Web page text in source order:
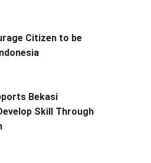
Citizen to be
Bekasi
Skill Through